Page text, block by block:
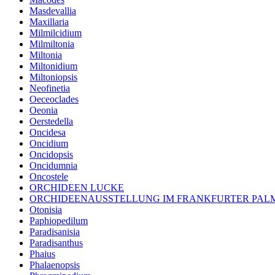
Masdevallia
Maxillaria
Milmilcidium
Milmiltonia
Miltonia
Miltonidium
Miltoniopsis
Neofinetia
Oeceoclades
Oeonia
Oerstedella
Oncidesa
Oncidium
Oncidopsis
Oncidumnia
Oncostele
ORCHIDEEN LUCKE
ORCHIDEENAUSSTELLUNG IM FRANKFURTER
Otonisia
Paphiopedilum
Paradisanisia
Paradisanthus
Phaius
Phalaenopsis